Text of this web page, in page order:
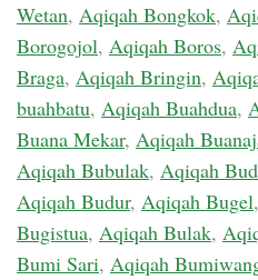
Wetan, Aqiqah Bongkok,
Borogojol, Aqiqah Boros,
Braga, Aqiqah Bringin,
buahbatu, Aqiqah Buahdua,
Buana Mekar, Aqiqah
Aqiqah Bubulak, Aqiqah
Aqiqah Budur, Aqiqah Bugel,
Bugistua, Aqiqah Bulak,
Bumi Sari, Aqiqah